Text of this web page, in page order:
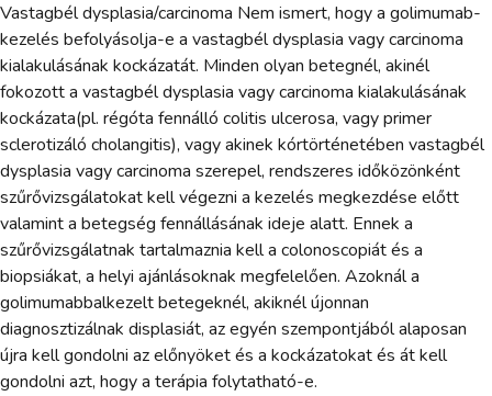
Vastagbél dysplasia/carcinoma Nem ismert, hogy a golimumab-
kezelés befolyásolja-e a vastagbél dysplasia vagy carcinoma
kialakulásának kockázatát. Minden olyan betegnél, akinél
fokozott a vastagbél dysplasia vagy carcinoma kialakulásának
kockázata(pl. régóta fennálló colitis ulcerosa, vagy primer
sclerotizáló cholangitis), vagy akinek kórtörténetében vastagbél
dysplasia vagy carcinoma szerepel, rendszeres időközönként
szűrővizsgálatokat kell végezni a kezelés megkezdése előtt
valamint a betegség fennállásának ideje alatt. Ennek a
szűrővizsgálatnak tartalmaznia kell a colonoscopiát és a
biopsiákat, a helyi ajánlásoknak megfelelően. Azoknál a
golimumabbalkezelt betegeknél, akiknél újonnan
diagnosztizálnak displasiát, az egyén szempontjából alaposan
újra kell gondolni az előnyöket és a kockázatokat és át kell
gondolni azt, hogy a terápia folytatható-e.